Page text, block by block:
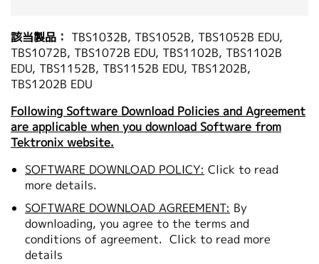
該当製品： TBS1032B, TBS1052B, TBS1052B EDU,
TBS1072B, TBS1072B EDU, TBS1102B, TBS1102B
EDU, TBS1152B, TBS1152B EDU, TBS1202B,
TBS1202B EDU
Following Software Download Policies and Agreement
are applicable when you download Software from
Tektronix website.
SOFTWARE DOWNLOAD POLICY: Click to read
more details.
SOFTWARE DOWNLOAD AGREEMENT: By
downloading, you agree to the terms and
conditions of agreement. Click to read more
details